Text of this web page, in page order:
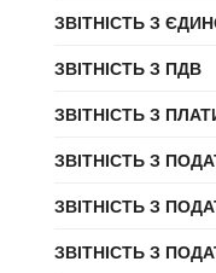
ЗВІТНІСТЬ З
ЗВІТНІСТЬ З ПДВ
ЗВІТНІСТЬ З
ЗВІТНІСТЬ З
ЗВІТНІСТЬ З
ЗВІТНІСТЬ З